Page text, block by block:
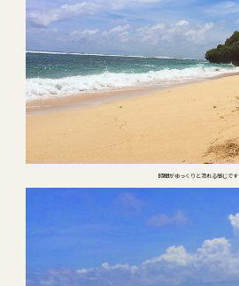
時間がゆっくりと流れる感じです